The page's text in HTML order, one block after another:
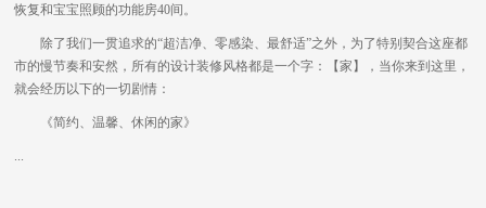
恢复和宝宝照顾的功能房40间。
除了我们一贯追求的“超洁净、零感染、最舒适”之外，为了特别契合这座都
市的慢节奏和安然，所有的设计装修风格都是一个字：【家】，当你来到这里，
就会经历以下的一切剧情：
《简约、温馨、休闲的家》
...